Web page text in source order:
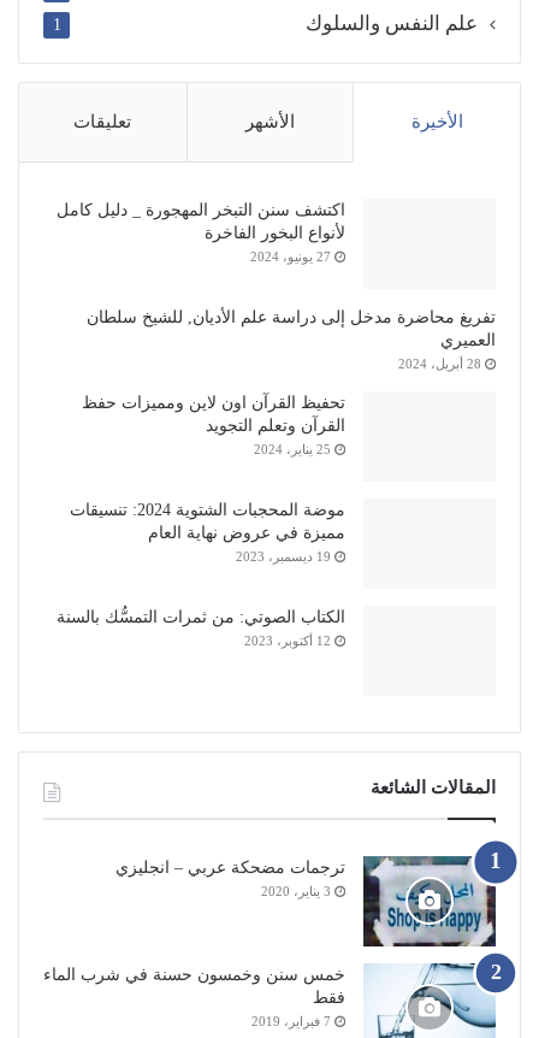
علم النفس والسلوك 1
الأخيرة الأشهر تعليقات
اكتشف سنن التبخر المهجورة _ دليل كامل
لأنواع البخور الفاخرة
27 يونيو، 2024
تفريغ محاضرة مدخل إلى دراسة علم الأديان, للشيخ سلطان
العميري
28 أبريل، 2024
تحفيظ القرآن اون لاين ومميزات حفظ
القرآن وتعلم التجويد
25 يناير، 2024
موضة المحجبات الشتوية 2024: تنسيقات
مميزة في عروض نهاية العام
19 ديسمبر، 2023
الكتاب الصوتي: من ثمرات التمسُّك بالسنة
12 أكتوبر، 2023
المقالات الشائعة
ترجمات مضحكة عربي – انجليزي
3 يناير، 2020
خمس سنن وخمسون حسنة في شرب الماء
فقط
7 فبراير، 2019